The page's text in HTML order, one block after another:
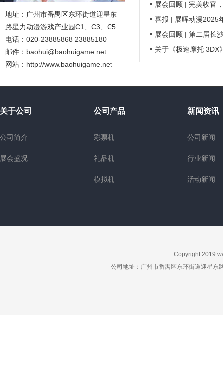
地址：广州市番禺区东环街道迎星东
路星力动漫游戏产业园C1、C3、C5
电话：020-23885868 23885180
邮件：baohui@baohuigame.net
网站： http://www.baohuigame.net
展会回顾 | 完美收官
喜报 | 展晖动漫2025
展会回顾 | 第二届长
关于《极速摩托 3DX
关于公司
公司简介
展会盛况
公司产品
彩票机
礼品机
模拟机
新闻资讯
公司新闻
行业新闻
活动新闻
Copyright 2019
公司地址：广州市番禺区东环街道迎星